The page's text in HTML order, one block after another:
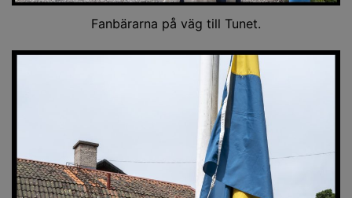
Fanbärarna på väg till Tunet.